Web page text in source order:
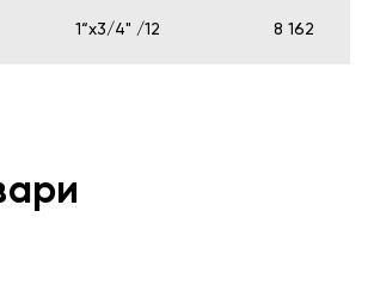
1“x3/4" /12 8 162